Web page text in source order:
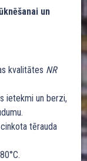
un
kvalitātes NR
ietekmi un berzi,
tērauda